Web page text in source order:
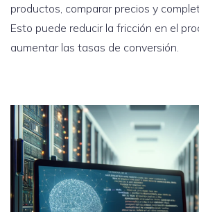
productos, comparar precios y
Esto puede reducir la fricción en el
aumentar las tasas de conversión.